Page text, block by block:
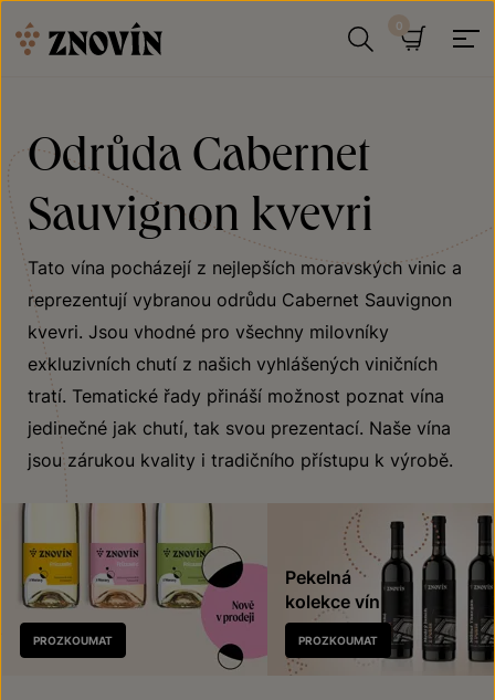
Odrůda Cabernet
Sauvignon kvevri
Tato vína pocházejí z nejlepších moravských vinic a
reprezentují vybranou odrůdu Cabernet Sauvignon
kvevri. Jsou vhodné pro všechny milovníky
exkluzivních chutí z našich vyhlášených viničních
tratí. Tematické řady přináší možnost poznat vína
jedinečné jak chutí, tak svou prezentací. Naše vína
jsou zárukou kvality i tradičního přístupu k výrobě.
Nově
v prodeji
PROZKOUMAT
Pekelná
kolekce vín
PROZKOUMAT